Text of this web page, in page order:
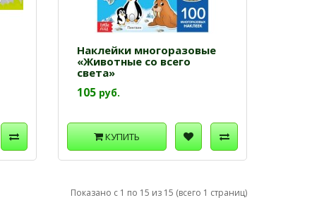
Наклейки многоразовые
«Животные со всего
света»
105 руб.
КУПИТЬ
Показано с 1 по 15 из 15 (всего 1 страниц)